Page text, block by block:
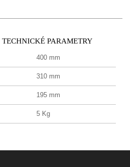
PARAMETRY
400 mm
310 mm
195 mm
5 Kg